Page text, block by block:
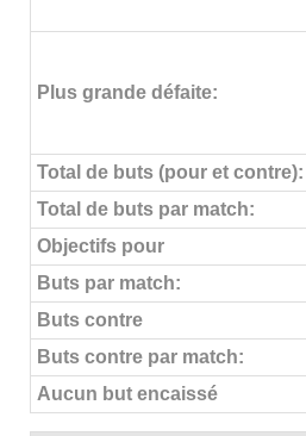
Plus grande défaite:
Total de buts (pour et contre):
Total de buts par match:
Objectifs pour
Buts par match:
Buts contre
Buts contre par match:
Aucun but encaissé